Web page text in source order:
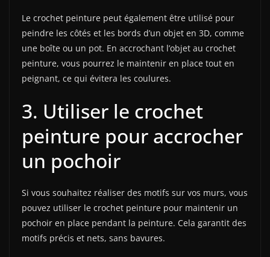
Le crochet peinture peut également être utilisé pour
peindre les côtés et les bords d’un objet en 3D, comme
une boîte ou un pot. En accrochant l’objet au crochet
peinture, vous pourrez le maintenir en place tout en
peignant, ce qui évitera les coulures.
3. Utiliser le crochet
peinture pour accrocher
un pochoir
Si vous souhaitez réaliser des motifs sur vos murs, vous
pouvez utiliser le crochet peinture pour maintenir un
pochoir en place pendant la peinture. Cela garantit des
motifs précis et nets, sans bavures.